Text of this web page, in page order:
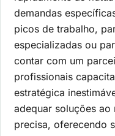
demandas
picos de trabalho,
especializadas ou
contar com um
profissionais
estratégica
adequar soluções
precisa, oferecendo